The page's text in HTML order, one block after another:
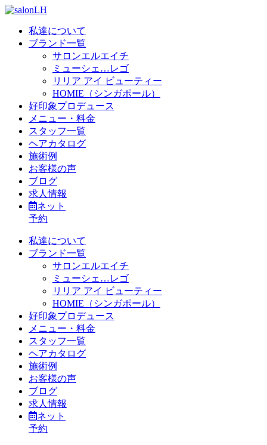
私達について
ブランド一覧
サロンエルエイチ
ミューシェ…レゴ
リリア アイ ビューティー
HOMIE（シンガポール）
好印象プロデュース
メニュー・料金
スタッフ一覧
ヘアカタログ
施術例
お客様の声
ブログ
求人情報
ネット
予約
私達について
ブランド一覧
サロンエルエイチ
ミューシェ…レゴ
リリア アイ ビューティー
HOMIE（シンガポール）
好印象プロデュース
メニュー・料金
スタッフ一覧
ヘアカタログ
施術例
お客様の声
ブログ
求人情報
ネット
予約